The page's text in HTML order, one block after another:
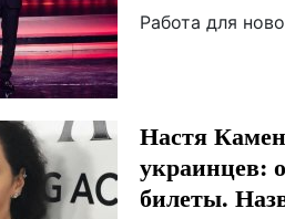
Работа для
Настя
украинцев:
билеты.